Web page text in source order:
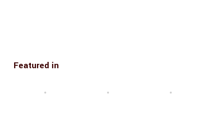
Featured in